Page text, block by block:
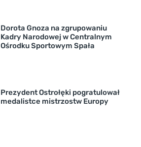
Dorota Gnoza na zgrupowaniu
Kadry Narodowej w Centralnym
Ośrodku Sportowym Spała
Prezydent Ostrołęki pogratulował
medalistce mistrzostw Europy